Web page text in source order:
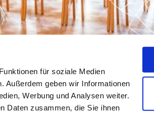
für soziale Medien
Außerdem geben wir Informationen
Werbung und Analysen weiter.
Daten zusammen, die Sie ihnen